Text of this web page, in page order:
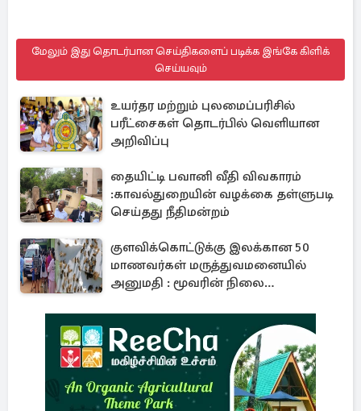
மேலும் இது தொடர்பான செய்திகளைப் படிக்க இங்கே கிளிக்
செய்யவும்
உயர்தர மற்றும் புலமைப்பரிசில்
பரீட்சைகள் தொடர்பில் வெளியான
அறிவிப்பு
தையிட்டி பவானி வீதி விவகாரம்
:காவல்துறையின் வழக்கை தள்ளுபடி
செய்தது நீதிமன்றம்
குளவிக்கொட்டுக்கு இலக்கான 50
மாணவர்கள் மருத்துவமனையில்
அனுமதி : மூவரின் நிலை